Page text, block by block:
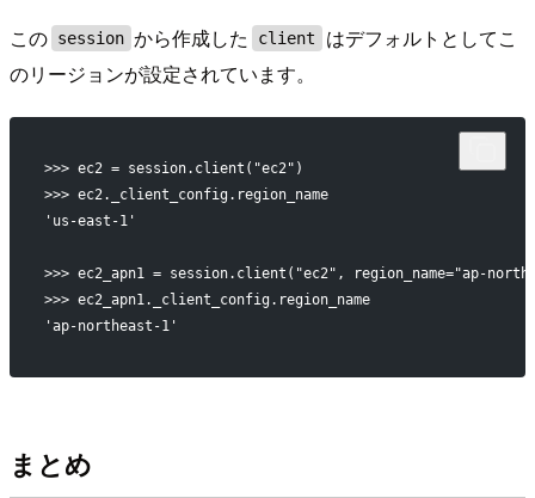
この session から作成した client
はデフォルトとしてこ
のリージョンが設定されています。
>>> ec2 = session.client("ec2")
>>> ec2._client_config.region_name
'us-east-1'
>>> ec2_apn1 = session.client("ec2", region_name="ap-
>>> ec2_apn1._client_config.region_name
'ap-northeast-1'
まとめ